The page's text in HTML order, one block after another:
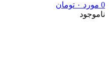
0 مورد ۰ تومان
ناموجود